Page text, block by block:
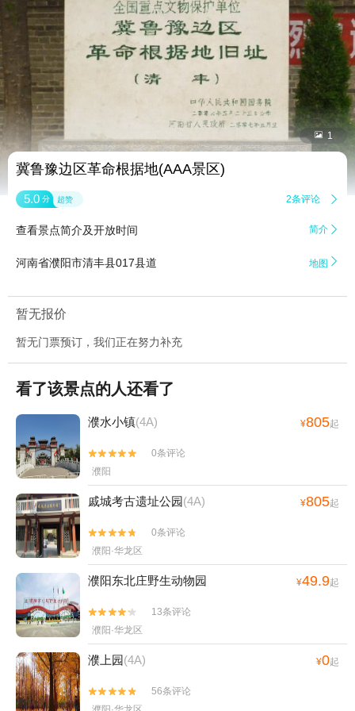
 1
冀鲁豫边区革命根据地(AAA景区)
5.0 分 超赞 2条评论 
查看景点简介及开放时间 简介 
河南省濮阳市清丰县017县道 地图 
暂无报价
暂无门票预订，我们正在努力补充
看了该景点的人还看了
濮水小镇(4A) ¥805起


0条评论
濮阳
戚城考古遗址公园(4A) ¥805起


0条评论
濮阳·华龙区
濮阳东北庄野生动物园 ¥49.9起


13条评论
濮阳·华龙区
濮上园(4A) ¥0起


56条评论